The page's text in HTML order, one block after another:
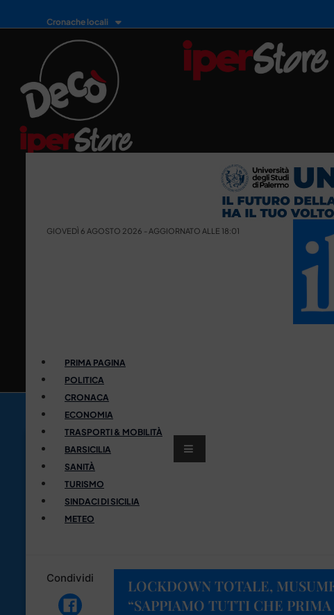
Cronache locali
GIOVEDÌ 6 AGOSTO 2026 - AGGIORNATO ALLE 18:01
PRIMA PAGINA
POLITICA
CRONACA
ECONOMIA
TRASPORTI & MOBILITÀ
BARSICILIA
SANITÀ
TURISMO
SINDACI DI SICILIA
METEO
Condividi
LOCKDOWN TOTALE,
“SAPPIAMO TUTTI CHE